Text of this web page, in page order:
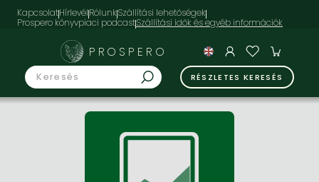
KapcsolatHírlevélRólunkSzállítási lehetőségek
Prospero könyvpiaci podcast
PROSPERO
RÉSZLETES KERESÉS